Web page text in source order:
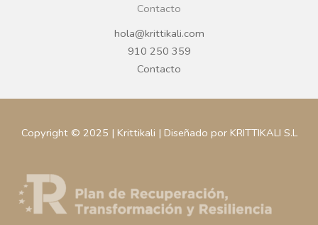
Contacto
hola@krittikali.com
910 250 359
Contacto
Copyright © 2025 | Krittikali | Diseñado por KRITTIKALI S.L